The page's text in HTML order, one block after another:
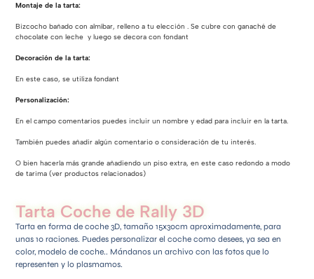
Montaje de la tarta:
Bizcocho bañado con almíbar, relleno a tu elección . Se cubre con ganaché de
chocolate con leche y luego se decora con fondant
Decoración de la tarta:
En este caso, se utiliza fondant
Personalización:
En el campo comentarios puedes incluir un nombre y edad para incluir en la tarta.
También puedes añadir algún comentario o consideración de tu interés.
O bien hacerla más grande añadiendo un piso extra, en este caso redondo a modo
de tarima (ver productos relacionados)
Tarta Coche de Rally 3D
Tarta en forma de coche 3D, tamaño 15x30cm aproximadamente, para
unas 10 raciones. Puedes personalizar el coche como desees, ya sea en
color, modelo de coche.. Mándanos un archivo con las fotos que lo
representen y lo plasmamos.